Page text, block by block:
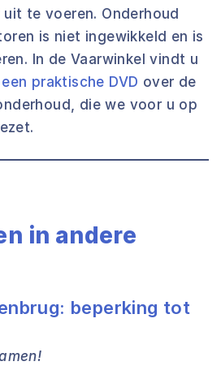
te voeren. Onderhoud
is niet ingewikkeld en is
In de Vaarwinkel vindt u
praktische DVD over de
die we voor u op
in andere
beperking tot